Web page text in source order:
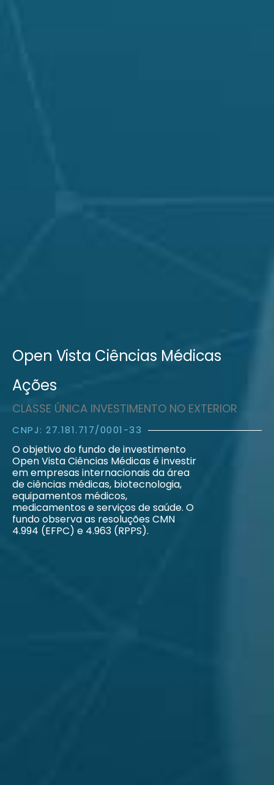
Open Vista Ciências Médicas
Ações
CLASSE ÚNICA INVESTIMENTO NO EXTERIOR
CNPJ: 27.181.717/0001-33
O objetivo do fundo de investimento
Open Vista Ciências Médicas é investir
em empresas internacionais da área
de ciências médicas, biotecnologia,
equipamentos médicos,
medicamentos e serviços de saúde. O
fundo observa as resoluções CMN
4.994 (EFPC) e 4.963 (RPPS).